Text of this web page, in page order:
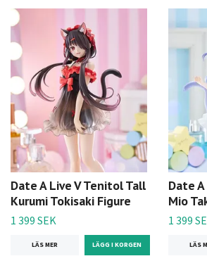
Date A Live V Tenitol Tall
Kurumi Tokisaki Figure
1 399 SEK
LÄS MER
Date
Mio
1 399
LÄS